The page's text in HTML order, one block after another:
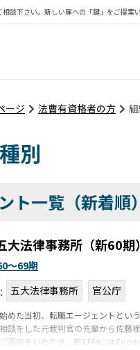
談下さい。新しい扉への「鍵」をご提案い
ージ 法曹有資格者の方
別
ト一覧（新着順）
法律事務所（新60期）
〜69期
五大法律事務所 官公庁
めた当初、転職エージェントとい
談をした元裁判官の先輩から佐藤
返信をいただき、数日中には